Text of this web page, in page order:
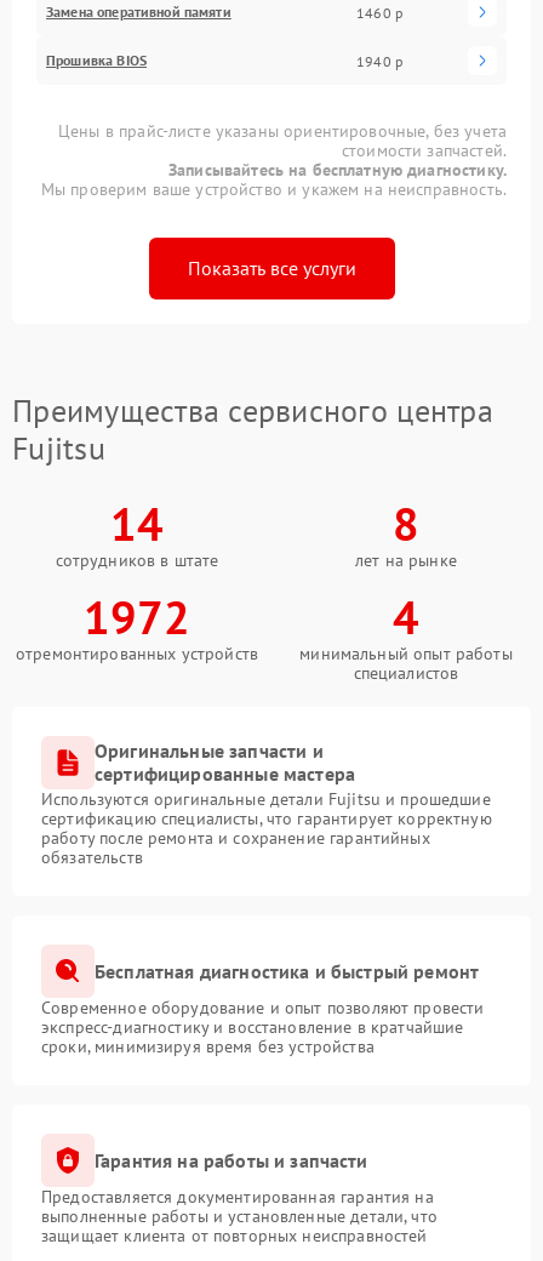
Замена оперативной памяти 1460 р
Прошивка BIOS 1940 р
Цены в прайс-листе указаны ориентировочные, без учета
стоимости запчастей.
Записывайтесь на бесплатную диагностику.
Мы проверим ваше устройство и укажем на неисправность.
Показать все услуги
Преимущества сервисного центра
Fujitsu
14
сотрудников в штате
8
лет на рынке
1972
отремонтированных устройств
4
минимальный опыт работы
специалистов
Оригинальные запчасти и
сертифицированные мастера
Используются оригинальные детали Fujitsu и прошедшие
сертификацию специалисты, что гарантирует корректную
работу после ремонта и сохранение гарантийных
обязательств
Бесплатная диагностика и быстрый ремонт
Современное оборудование и опыт позволяют провести
экспресс-диагностику и восстановление в кратчайшие
сроки, минимизируя время без устройства
Гарантия на работы и запчасти
Предоставляется документированная гарантия на
выполненные работы и установленные детали, что
защищает клиента от повторных неисправностей